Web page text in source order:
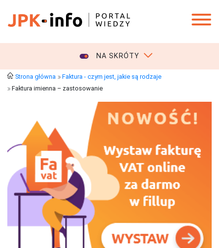
NA SKRÓTY
Strona główna
Faktura - czym jest, jakie są rodzaje
Faktura imienna – zastosowanie